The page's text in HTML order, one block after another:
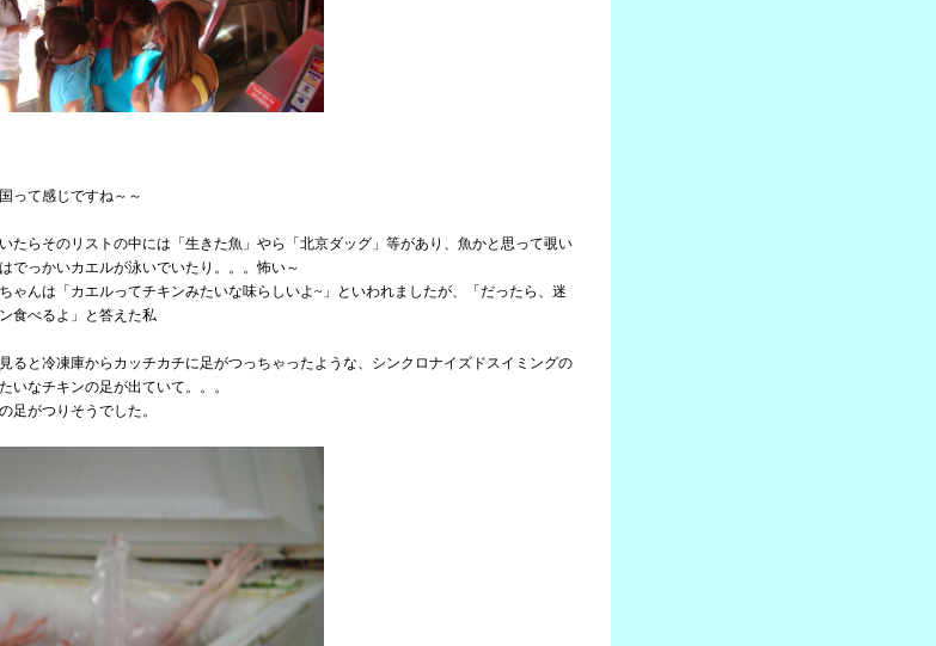
って感じですね～～
たらそのリストの中には「生きた魚」やら「北京ダッグ」等があり、魚かと思って覗い
でっかいカエルが泳いでいたり。。。怖い～
ゃんは「カエルってチキンみたいな味らしいよ~」といわれましたが、「だったら、迷
食べるよ」と答えた私
ると冷凍庫からカッチカチに足がつっちゃったような、シンクロナイズドスイミングの
いなチキンの足が出ていて。。。
足がつりそうでした。